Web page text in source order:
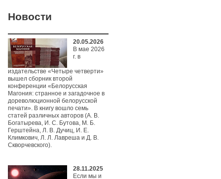
Новости
20.05.2026
В мае 2026
г. в
издательстве «Четыре четверти»
вышел сборник второй
конференции «Белорусская
Магония: странное и загадочное в
дореволюционной белорусской
печати». В книгу вошло семь
статей различных авторов (А. В.
Богатырева, И. С. Бутова, М. Б.
Герштейна, Л. В. Дучиц, И. Е.
Климкович, Л. Л. Лавреша и Д. В.
Скворчевского).
28.11.2025
Если мы и